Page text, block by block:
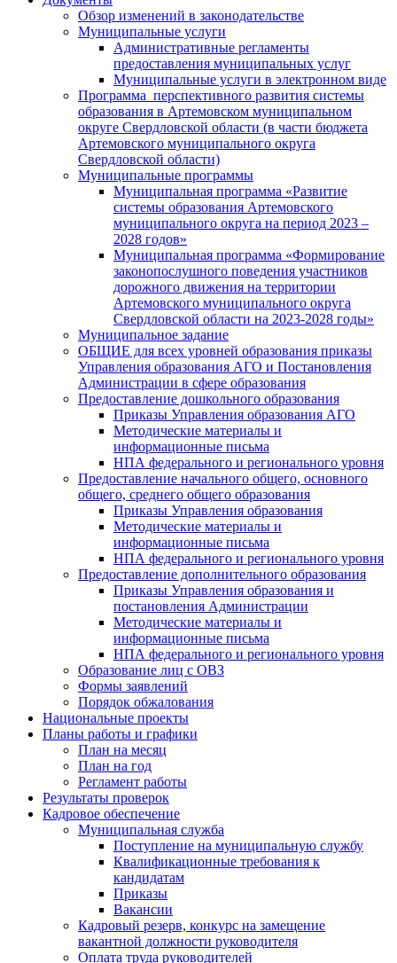
Обзор изменений в законодательстве
Муниципальные услуги
Административные регламенты
предоставления муниципальных услуг
Муниципальные услуги в электронном виде
Программа перспективного развития системы
образования в Артемовском муниципальном
округе Свердловской области (в части бюджета
Артемовского муниципального округа
Свердловской области)
Муниципальные программы
Муниципальная программа «Развитие
системы образования Артемовского
муниципального округа на период 2023 –
2028 годов»
Муниципальная программа «Формирование
законопослушного поведения участников
дорожного движения на территории
Артемовского муниципального округа
Свердловской области на 2023-2028 годы»
Муниципальное задание
ОБЩИЕ для всех уровней образования приказы
Управления образования АГО и Постановления
Администрации в сфере образования
Предоставление дошкольного образования
Приказы Управления образования АГО
Методические материалы и
информационные письма
НПА федерального и регионального уровня
Предоставление начального общего, основного
общего, среднего общего образования
Приказы Управления образования
Методические материалы и
информационные письма
НПА федерального и регионального уровня
Предоставление дополнительного образования
Приказы Управления образования и
постановления Администрации
Методические материалы и
информационные письма
НПА федерального и регионального уровня
Образование лиц с ОВЗ
Формы заявлений
Порядок обжалования
Национальные проекты
Планы работы и графики
План на месяц
План на год
Регламент работы
Результаты проверок
Кадровое обеспечение
Муниципальная служба
Поступление на муниципальную службу
Квалификационные требования к
кандидатам
Приказы
Вакансии
Кадровый резерв, конкурс на замещение
вакантной должности руководителя
Оплата труда руководителей